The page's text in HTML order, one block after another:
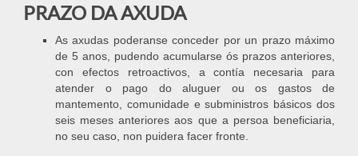
PRAZO DA AXUDA
As axudas poderanse conceder por un prazo máximo
de 5 anos, pudendo acumularse ós prazos anteriores,
con efectos retroactivos, a contía necesaria para
atender o pago do aluguer ou os gastos de
mantemento, comunidade e subministros básicos dos
seis meses anteriores aos que a persoa beneficiaria,
no seu caso, non puidera facer fronte.